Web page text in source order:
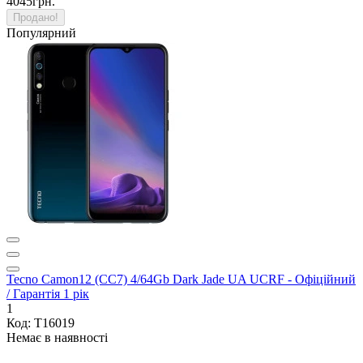
Продано!
Популярний
Tecno Camon12 (CC7) 4/64Gb Dark Jade UA UCRF - Офіційний
/ Гарантія 1 рік
1
Код: T16019
Немає в наявності